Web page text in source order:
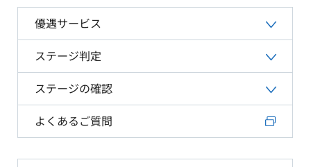
優遇サービス
ステージ判定
ステージの確認
よくあるご質問